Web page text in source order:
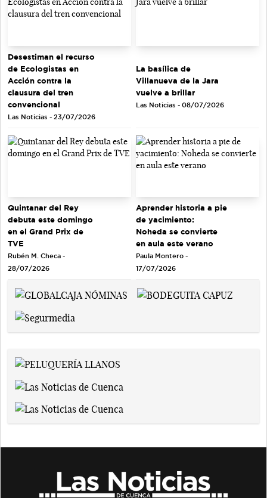
Desestiman el recurso
de Ecologistas en
Acción contra la
clausura del tren
convencional
Las Noticias - 23/07/2026
La basílica de
Villanueva de la Jara
vuelve a brillar
Las Noticias - 08/07/2026
Quintanar del Rey
debuta este domingo
en el Grand Prix de
TVE
Rubén M. Checa -
28/07/2026
Aprender historia a pie
de yacimiento:
Noheda se convierte
en aula este verano
Paula Montero -
17/07/2026